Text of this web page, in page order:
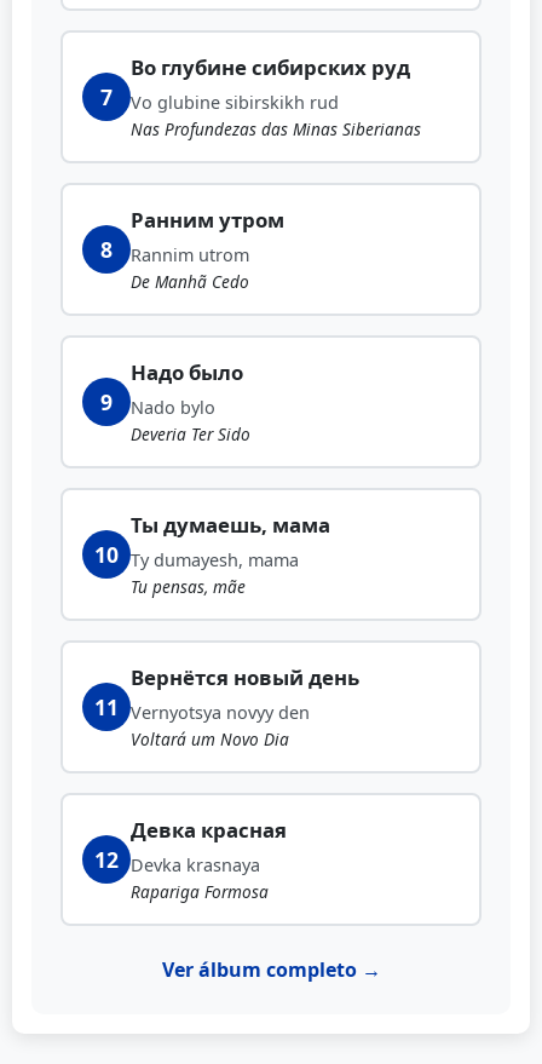
7
Во глубине сибирских руд
Vo glubine sibirskikh rud
Nas Profundezas das Minas Siberianas
8
Ранним утром
Rannim utrom
De Manhã Cedo
9
Надо было
Nado bylo
Deveria Ter Sido
10
Ты думаешь, мама
Ty dumayesh, mama
Tu pensas, mãe
11
Вернётся новый день
Vernyotsya novyy den
Voltará um Novo Dia
12
Девка красная
Devka krasnaya
Rapariga Formosa
Ver álbum completo →